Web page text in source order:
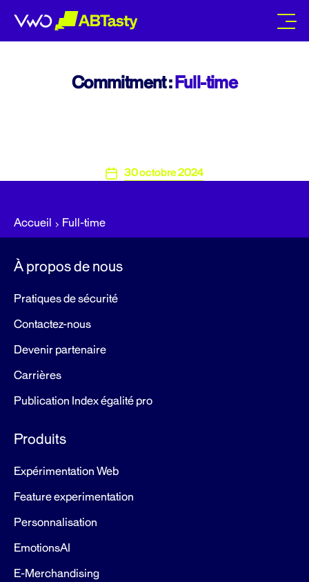
abtasty
Commitment :Full-time
Date30 octobre 2024
Accueil Full-time
À propos de nous
Pratiques de sécurité
Contactez-nous
Devenir partenaire
Carrières
Publication Index égalité pro
Produits
Expérimentation Web
Feature experimentation
Personnalisation
EmotionsAI
E-Merchandising